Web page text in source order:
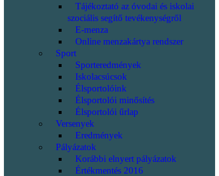
Tájékoztató az óvodai és iskolai
szociális segítő tevékenységről
E-menza
Online menzakártya rendszer
Sport
Sporteredmények
Iskolacsúcsok
Élsportolóink
Élsportolói minősítés
Élsportolói űrlap
Versenyek
Eredmények
Pályázatok
Korábbi elnyert pályázatok
Értékmentés 2016